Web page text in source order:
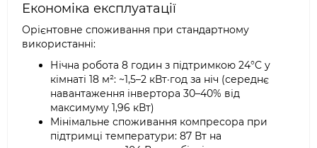
Економіка експлуатації
Орієнтовне споживання при стандартному
використанні:
Нічна робота 8 годин з підтримкою 24°C у
кімнаті 18 м²: ~1,5–2 кВт·год за ніч (середнє
навантаження інвертора 30–40% від
максимуму 1,96 кВт)
Мінімальне споживання компресора при
підтримці температури: 87 Вт на